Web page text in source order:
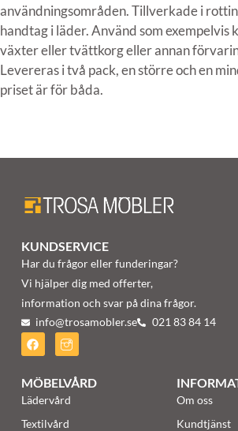
användningsområden. Tillverkade i
handtag i läder. Använd som exempelvis
växter eller tvättkorg eller annan
Levereras i två pack, en större och en
priset är för båda.
KUNDSERVICE
Har du frågor eller funderingar?
Vi hjälper dig med offerter,
information och svar på dina frågor.
info@trosamobler.se 021 83 84 14
MÖBELVÅRD
Lädervård
Textilvård
Om oss
Kundtjänst